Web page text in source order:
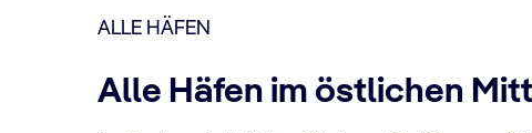
ALLE HÄFEN
Alle Häfen im östlichen